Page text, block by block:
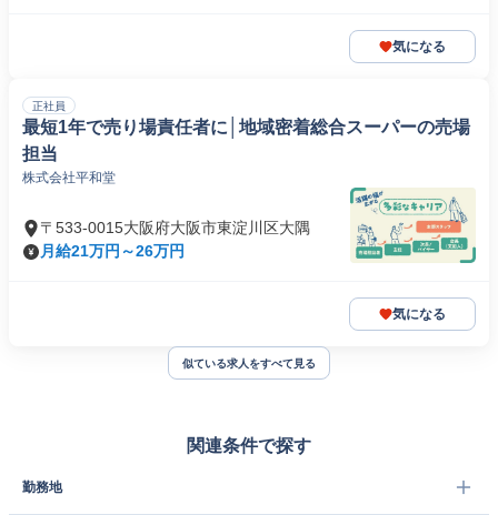
気になる
正社員
最短1年で売り場責任者に│地域密着総合スーパーの売場
担当
株式会社平和堂
〒533-0015大阪府大阪市東淀川区大隅
月給21万円～26万円
気になる
似ている求人をすべて見る
関連条件で探す
勤務地